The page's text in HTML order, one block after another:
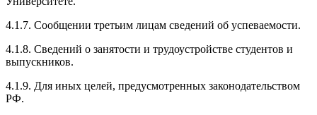
4.1.7. Сообщении третьим лицам сведений об успеваемости.
4.1.8. Сведений о занятости и трудоустройстве студентов и
выпускников.
4.1.9. Для иных целей, предусмотренных законодательством
РФ.